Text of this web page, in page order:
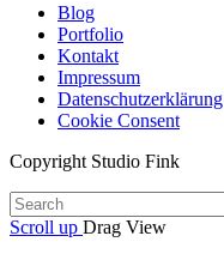
Blog
Portfolio
Kontakt
Impressum
Datenschutzerklärung
Cookie Consent
Copyright Studio Fink
Scroll up Drag View